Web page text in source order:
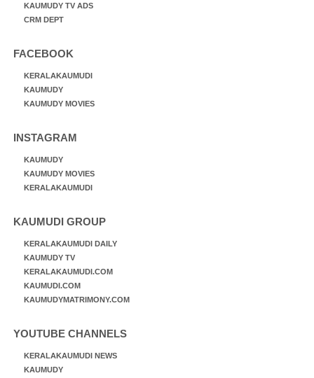
KAUMUDY TV ADS
CRM DEPT
FACEBOOK
KERALAKAUMUDI
KAUMUDY
KAUMUDY MOVIES
INSTAGRAM
KAUMUDY
KAUMUDY MOVIES
KERALAKAUMUDI
KAUMUDI GROUP
KERALAKAUMUDI DAILY
KAUMUDY TV
KERALAKAUMUDI.COM
KAUMUDI.COM
KAUMUDYMATRIMONY.COM
YOUTUBE CHANNELS
KERALAKAUMUDI NEWS
KAUMUDY